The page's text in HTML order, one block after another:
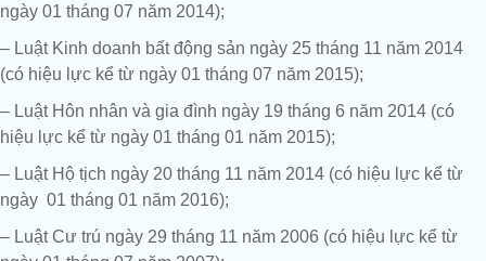
ngày 01 tháng 07 năm 2014);
– Luật Kinh doanh bất động sản ngày 25 tháng 11 năm 2014
(có hiệu lực kể từ ngày 01 tháng 07 năm 2015);
– Luật Hôn nhân và gia đình ngày 19 tháng 6 năm 2014 (có
hiệu lực kể từ ngày 01 tháng 01 năm 2015);
– Luật Hộ tịch ngày 20 tháng 11 năm 2014 (có hiệu lực kể từ
ngày 01 tháng 01 năm 2016);
– Luật Cư trú ngày 29 tháng 11 năm 2006 (có hiệu lực kể từ